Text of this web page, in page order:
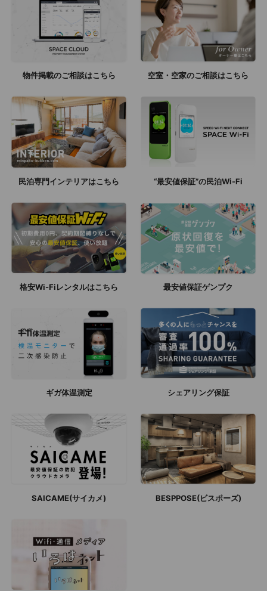
物件掲載のご相談はこちら 空室・空家のご相談はこちら
民泊専門インテリアはこちら “最安値保証”の民泊Wi-Fi
格安Wi-Fiレンタルはこちら 最安値保証ゲンプク
ギガ体温測定 シェアリング保証
SAICAME(サイカメ) BESPPOSE(ビスポーズ)